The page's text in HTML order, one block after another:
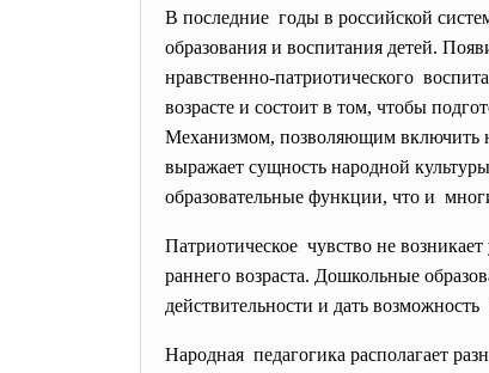
В последние годы в российской
образования и воспитания детей.
нравственно-патриотического
возрасте и состоит в том, чтобы
Механизмом, позволяющим включить
выражает сущность народной
образовательные функции, что и
Патриотическое чувство не
раннего возраста. Дошкольные
действительности и дать
Народная педагогика располагает